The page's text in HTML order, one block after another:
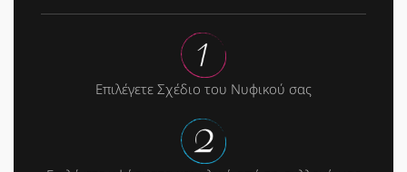
Επιλέγετε Σχέδιο του Νυφικού σας